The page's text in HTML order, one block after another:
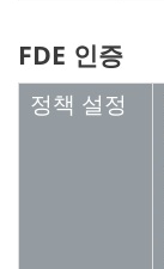
FDE 인증
정책 설정